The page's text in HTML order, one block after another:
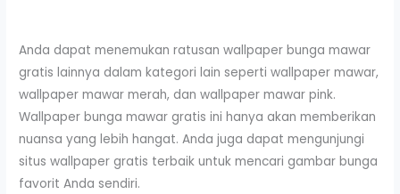
Anda dapat menemukan ratusan wallpaper bunga mawar
gratis lainnya dalam kategori lain seperti wallpaper mawar,
wallpaper mawar merah, dan wallpaper mawar pink.
Wallpaper bunga mawar gratis ini hanya akan memberikan
nuansa yang lebih hangat. Anda juga dapat mengunjungi
situs wallpaper gratis terbaik untuk mencari gambar bunga
favorit Anda sendiri.